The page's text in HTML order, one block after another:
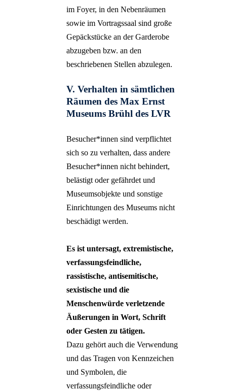
im Foyer, in den Nebenräumen
sowie im Vortragssaal sind große
Gepäckstücke an der Garderobe
abzugeben bzw. an den
beschriebenen Stellen abzulegen.
V. Verhalten in sämtlichen
Räumen des Max Ernst
Museums Brühl des LVR
Besucher*innen sind verpflichtet
sich so zu verhalten, dass andere
Besucher*innen nicht behindert,
belästigt oder gefährdet und
Museumsobjekte und sonstige
Einrichtungen des Museums nicht
beschädigt werden.
Es ist untersagt, extremistische,
verfassungsfeindliche,
rassistische, antisemitische,
sexistische und die
Menschenwürde verletzende
Äußerungen in Wort, Schrift
oder Gesten zu tätigen.
Dazu gehört auch die Verwendung
und das Tragen von Kennzeichen
und Symbolen, die
verfassungsfeindliche oder